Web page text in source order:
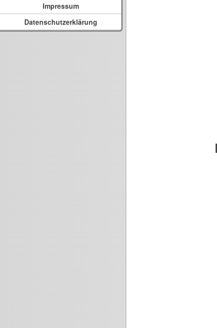
Impressum
Datenschutzerklärung